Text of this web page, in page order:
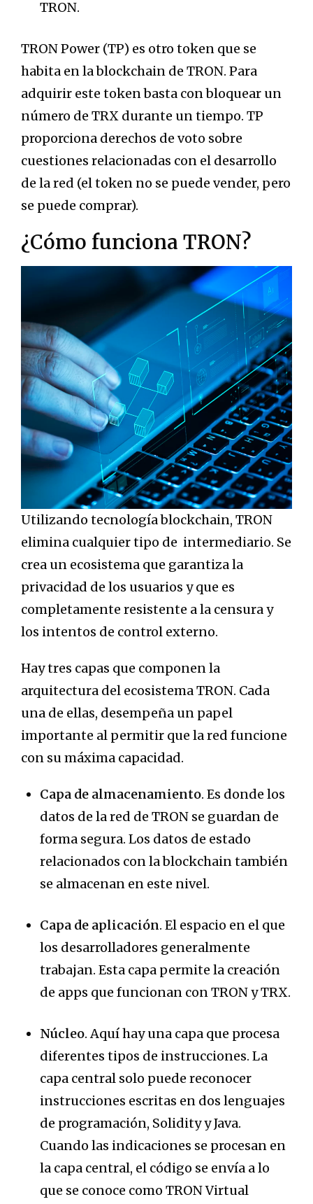
TRON.
TRON Power (TP) es otro token que se
habita en la blockchain de TRON. Para
adquirir este token basta con bloquear un
número de TRX durante un tiempo. TP
proporciona derechos de voto sobre
cuestiones relacionadas con el desarrollo
de la red (el token no se puede vender, pero
se puede comprar).
¿Cómo funciona TRON?
Utilizando tecnología blockchain, TRON
elimina cualquier tipo de intermediario. Se
crea un ecosistema que garantiza la
privacidad de los usuarios y que es
completamente resistente a la censura y
los intentos de control externo.
Hay tres capas que componen la
arquitectura del ecosistema TRON. Cada
una de ellas, desempeña un papel
importante al permitir que la red funcione
con su máxima capacidad.
Capa de almacenamiento. Es donde los
datos de la red de TRON se guardan de
forma segura. Los datos de estado
relacionados con la blockchain también
se almacenan en este nivel.
Capa de aplicación. El espacio en el que
los desarrolladores generalmente
trabajan. Esta capa permite la creación
de apps que funcionan con TRON y TRX.
Núcleo. Aquí hay una capa que procesa
diferentes tipos de instrucciones. La
capa central solo puede reconocer
instrucciones escritas en dos lenguajes
de programación, Solidity y Java.
Cuando las indicaciones se procesan en
la capa central, el código se envía a lo
que se conoce como TRON Virtual